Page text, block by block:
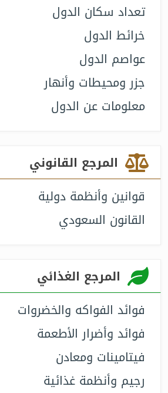
تعداد سكان الدول
خرائط الدول
عواصم الدول
جزر ومحيطات وأنهار
معلومات عن الدول
المرجع القانوني
قوانين وأنظمة دولية
القانون السعودي
المرجع الغذائي
فوائد الفواكه والخضروات
فوائد وأضرار الأطعمة
فيتامينات ومعادن
رجيم وأنظمة غذائية